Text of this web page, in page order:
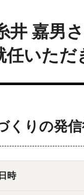
井 嘉男
任いただ
くりの発
時